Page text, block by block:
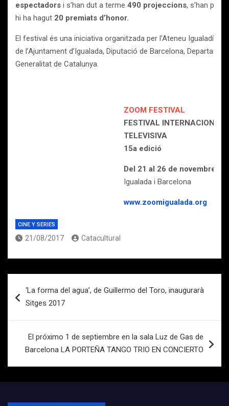
espectadors i s’han dut a terme 490 projeccions, s’han
hi ha hagut 20 premiats d’honor.
El festival és una iniciativa organitzada per l’Ateneu Igualadí i
de l’Ajuntament d’Igualada, Diputació de Barcelona,
Generalitat de Catalunya.
ZOOM FESTIVAL
FESTIVAL INTERNACIONAL
TELEVISIVA
15a edició
Del 21 al 26 de novembre
Igualada i Barcelona
www.zoomigualada.org
CINE Y SERIES
21/08/2017 Catacultural
de
‘La forma del agua’, de Guillermo del Toro, inaugurarà
Sitges 2017
El próximo 1 de septiembre en la sala Luz de Gas de
Barcelona LA PORTEÑA TANGO TRIO EN CONCIERTO